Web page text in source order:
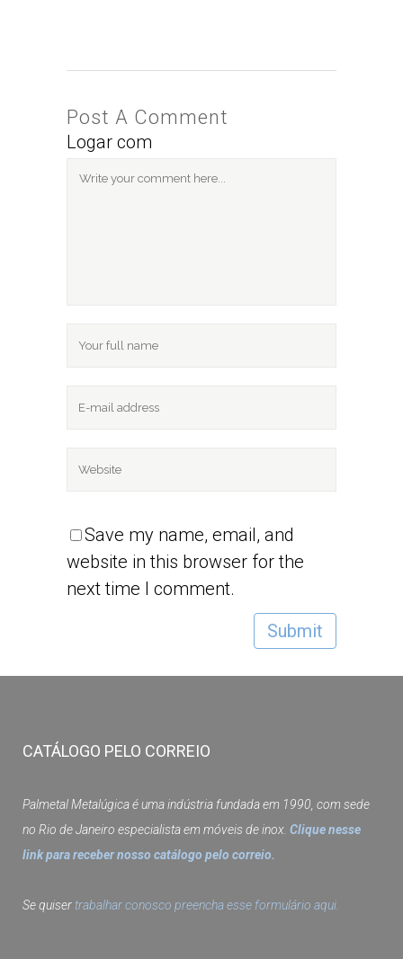
Post A Comment
Logar com
Save my name, email, and
website in this browser for the
next time I comment.
CATÁLOGO PELO CORREIO
Palmetal Metalúgica é uma indústria fundada em 1990, com sede
no Rio de Janeiro especialista em móveis de inox. Clique nesse
link para receber nosso catálogo pelo correio.
Se quisertrabalhar conosco preencha esse formulário aqui.